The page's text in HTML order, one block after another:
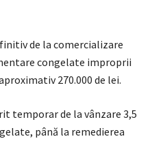
de la comercializare
congelate improprii
270.000 de lei.
temporar de la vânzare 3,5
până la remedierea